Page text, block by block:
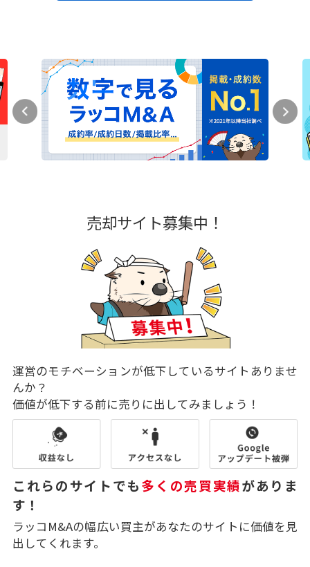
売却サイト募集中！
運営のモチベーションが低下しているサイトありませ
んか？
価値が低下する前に売りに出してみましょう！
これらのサイトでも多くの売買実績がありま
す！
ラッコM&Aの幅広い買主があなたのサイトに価値を見
出してくれます。